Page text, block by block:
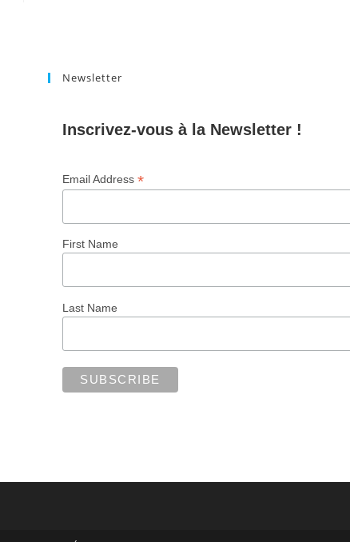
Newsletter
Inscrivez-vous à la Newsletter !
Email Address *
First Name
Last Name